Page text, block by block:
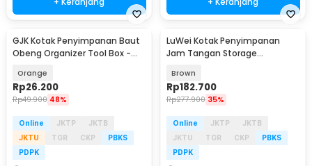
GJK Kotak Penyimpanan Baut
Obeng Organizer Tool Box -
Orange
Rp26.200
Rp49.900 48%
Online JKTP
JKTB
JKTU
TGR CKP
PBKS
PDPK
LuWei Kotak Penyimpanan
Jam Tangan Storage
SKT60
Brown
Rp182.700
Rp277.900 35%
Online JKTP
JKTB
JKTU
TGR CKP
PBKS
PDPK